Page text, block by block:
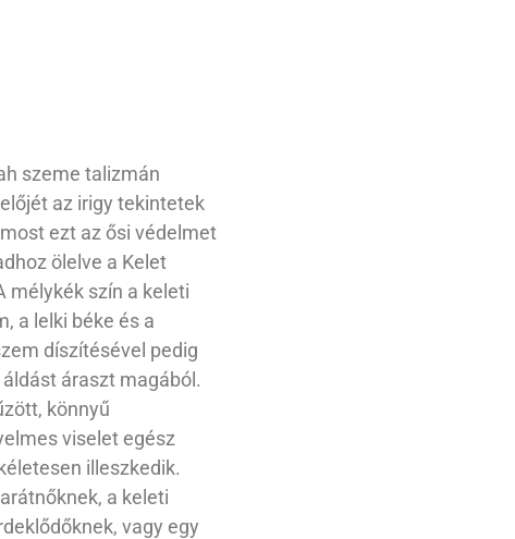
szeme talizmán
az irigy tekintetek
ezt az ősi védelmet
ölelve a Kelet
mélykék szín a keleti
a lelki béke és a
díszítésével pedig
áraszt magából.
könnyű
viselet egész
illeszkedik.
a keleti
vagy egy